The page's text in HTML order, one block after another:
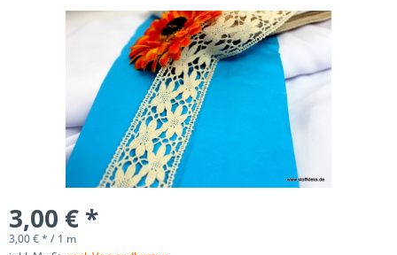
3,00 € *
3,00 € * / 1 m